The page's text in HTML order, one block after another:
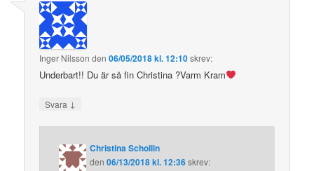
Inger Nilsson den06/05/2018 kl. 12:10skrev:
Underbart!! Du är så fin Christina ?Varm Kram
Svara ↓
Christina Schollin
den06/13/2018 kl. 12:36skrev: